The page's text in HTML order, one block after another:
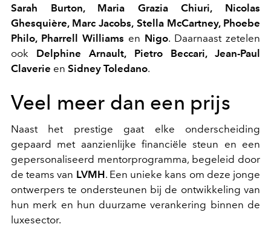
Sarah Burton, Maria Grazia Chiuri, Nicolas
Ghesquière, Marc Jacobs, Stella McCartney, Phoebe
Philo, Pharrell Williams en Nigo. Daarnaast zetelen
ook Delphine Arnault, Pietro Beccari, Jean-Paul
Claverie en Sidney Toledano.
Veel meer dan een prijs
Naast het prestige gaat elke onderscheiding
gepaard met aanzienlijke financiële steun en een
gepersonaliseerd mentorprogramma, begeleid door
de teams van LVMH. Een unieke kans om deze jonge
ontwerpers te ondersteunen bij de ontwikkeling van
hun merk en hun duurzame verankering binnen de
luxesector.